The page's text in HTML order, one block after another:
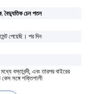
,বৈদ্যুতিক চেন পতন
পেয়েছি। পর দিন
বস্তাবন্দী, এবং তারপর বাইরের
সঙ্গে শক্তিশালী